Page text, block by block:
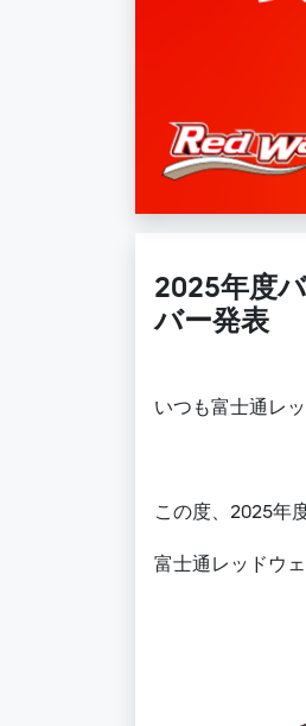
2025年度
バー発表
いつも富士通レ
この度、 2025年
富士通レッドウ